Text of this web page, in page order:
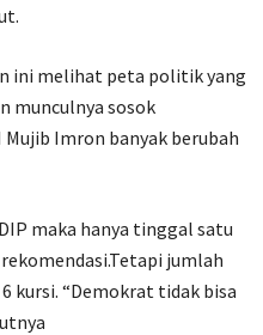
ini melihat peta politik yang
munculnya sosok
Mujib Imron banyak berubah
maka hanya tinggal satu
jumlah
kursi. “Demokrat tidak bisa